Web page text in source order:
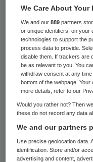
Rotterdam.
onderzoek
werken in een
STZ, de
aan betere
ze een
Boon heeft
innovatiecultuur
houding van
We Care About Your
We and our889 partners
or unique identifiers, on your
technologies to support the
process data to provide.
disable them. If trackers are
be as relevant to you. You
withdraw consent at any
bottom of the webpage.
more details, refer to our
Would you rather not? Then
these do not record any data
We and our partners
Use precise geolocation data.
identification. Store and/or
advertising and content,